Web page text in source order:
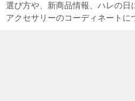
選び方や、新商品情報、ハレの日
アクセサリーのコーディネートに